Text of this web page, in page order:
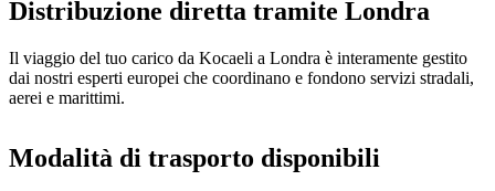
Distribuzione diretta tramite Londra
Il viaggio del tuo carico da Kocaeli a Londra è interamente gestito
dai nostri esperti europei che coordinano e fondono servizi stradali,
aerei e marittimi.
Modalità di trasporto disponibili